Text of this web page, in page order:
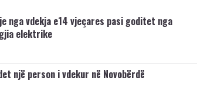
nga vdekja e14 vjeçares pasi goditet nga
elektrike
një person i vdekur në Novobërdë